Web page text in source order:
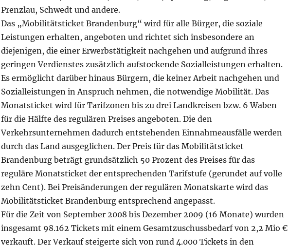
Prenzlau, Schwedt und andere.
Das „Mobilitätsticket Brandenburg“ wird für alle Bürger, die soziale
Leistungen erhalten, angeboten und richtet sich insbesondere an
diejenigen, die einer Erwerbstätigkeit nachgehen und aufgrund ihres
geringen Verdienstes zusätzlich aufstockende Sozialleistungen erhalten.
Es ermöglicht darüber hinaus Bürgern, die keiner Arbeit nachgehen und
Sozialleistungen in Anspruch nehmen, die notwendige Mobilität. Das
Monatsticket wird für Tarifzonen bis zu drei Landkreisen bzw. 6 Waben
für die Hälfte des regulären Preises angeboten. Die den
Verkehrsunternehmen dadurch entstehenden Einnahmeausfälle werden
durch das Land ausgeglichen. Der Preis für das Mobilitätsticket
Brandenburg beträgt grundsätzlich 50 Prozent des Preises für das
reguläre Monatsticket der entsprechenden Tarifstufe (gerundet auf volle
zehn Cent). Bei Preisänderungen der regulären Monatskarte wird das
Mobilitätsticket Brandenburg entsprechend angepasst.
Für die Zeit von September 2008 bis Dezember 2009 (16 Monate) wurden
insgesamt 98.162 Tickets mit einem Gesamtzuschussbedarf von 2,2 Mio €
verkauft. Der Verkauf steigerte sich von rund 4.000 Tickets in den